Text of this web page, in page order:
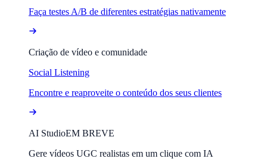
Faça testes A/B de diferentes estratégias nativamente
Criação de vídeo e comunidade
Social Listening
Encontre e reaproveite o conteúdo dos seus clientes
AI StudioEM BREVE
Gere vídeos UGC realistas em um clique com IA